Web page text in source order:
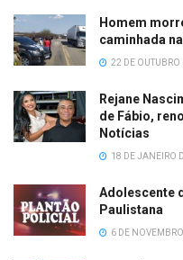
Homem
caminhada
22 DE OUTUBRO
Rejane
de Fábio,
Notícias
18 DE JANEIRO
Adolescente
Paulistana
6 DE